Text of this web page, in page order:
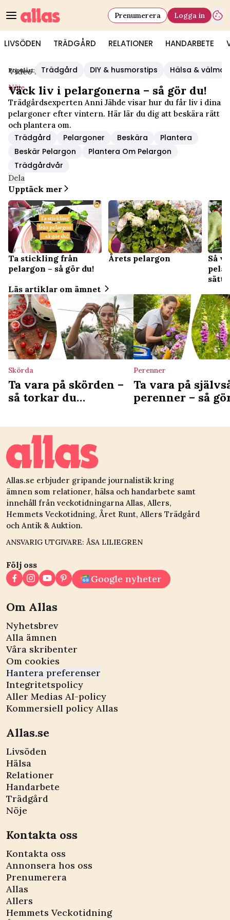
LIVSÖDEN TRÄDGÅRD RELATIONER HANDARBETE
Prenumerera Logga in
Populärt: Trädgård DIY & husmorstips Hälsa &
Video Start/Nöje
Nöje
Väck liv i pelargonerna – så gör du!
Trädgårdsexperten Anni Jähde visar hur du får liv i dina
pelargoner efter vintern. Här lär du dig att beskära rätt
och plantera om.
Trädgård Pelargoner Beskära
Plantera
Beskär Pelargon
Plantera Om Pelargon
Trädgårdvår
Dela
Upptäck mer
Ta stickling från
pelargon – så gör du!
Årets pelargon
Så
sätt
Läs artiklar om ämnet
Skörda
Ta vara på skörden –
så torkar du
guide
Perenner
Ta vara på
perenner – så
Allas.se erbjuder gripande journalistik kring
ämnen som relationer, hälsa och handarbete samt
innehåll från veckotidningarna Allas, Allers,
Hemmets Veckotidning, Året Runt, Allers Trädgård
och Antik & Auktion.
ANSVARIG UTGIVARE: ÅSA LILIEGREN
Följ oss
Google nyheter
Om Allas
Nyhetsbrev
Alla ämnen
Våra skribenter
Om cookies
Hantera preferenser
Integritetspolicy
Aller Medias AI-policy
Kommersiell policy Allas
Allas.se
Livsöden
Hälsa
Relationer
Handarbete
Trädgård
Nöje
Kontakta oss
Kontakta oss
Annonsera hos oss
Prenumerera
Allas
Allers
Hemmets Veckotidning